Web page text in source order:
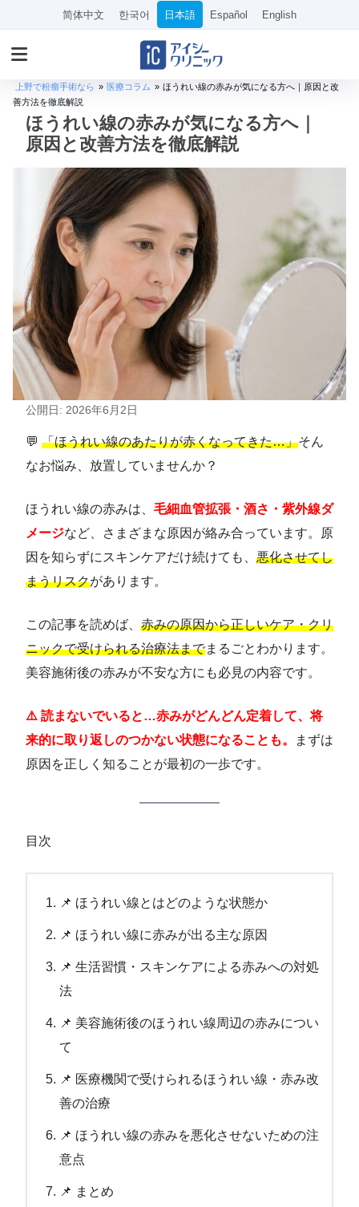
简体中文 한국어 日本語 Español English
上野で粉瘤手術なら » 医療コラム » ほうれい線の赤みが気になる方へ｜原因と改
善方法を徹底解説
ほうれい線の赤みが気になる方へ｜
原因と改善方法を徹底解説
公開日: 2026年6月2日
💬 「ほうれい線のあたりが赤くなってきた…」そん
なお悩み、放置していませんか？
ほうれい線の赤みは、 毛細血管拡張・酒さ・紫外線ダ
メージなど、さまざまな原因が絡み合っています。原
因を知らずにスキンケアだけ続けても、 悪化させてし
まうリスクがあります。
この記事を読めば、 赤みの原因から正しいケア・クリ
ニックで受けられる治療法までまるごとわかります。
美容施術後の赤みが不安な方にも必見の内容です。
⚠️ 読まないでいると…赤みがどんどん定着して、将
来的に取り返しのつかない状態になることも。
まずは
原因を正しく知ることが最初の一歩です。
目次
📌 ほうれい線とはどのような状態か
📌 ほうれい線に赤みが出る主な原因
📌 生活習慣・スキンケアによる赤みへの対処
法
📌 美容施術後のほうれい線周辺の赤みについ
て
📌 医療機関で受けられるほうれい線・赤み改
善の治療
📌 ほうれい線の赤みを悪化させないための注
意点
📌 まとめ